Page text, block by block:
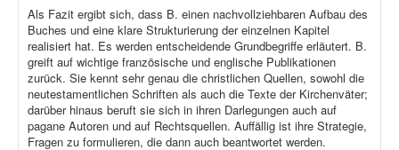
Als Fazit ergibt sich, dass B. einen nachvollziehbaren Aufbau des
Buches und eine klare Strukturierung der einzelnen Kapitel
realisiert hat. Es werden entscheidende Grundbegriffe erläutert. B.
greift auf wichtige französische und englische Publikationen
zurück. Sie kennt sehr genau die christlichen Quellen, sowohl die
neutestamentlichen Schriften als auch die Texte der Kirchenväter;
darüber hinaus beruft sie sich in ihren Darlegungen auch auf
pagane Autoren und auf Rechtsquellen. Auffällig ist ihre Strategie,
Fragen zu formulieren, die dann auch beantwortet werden.